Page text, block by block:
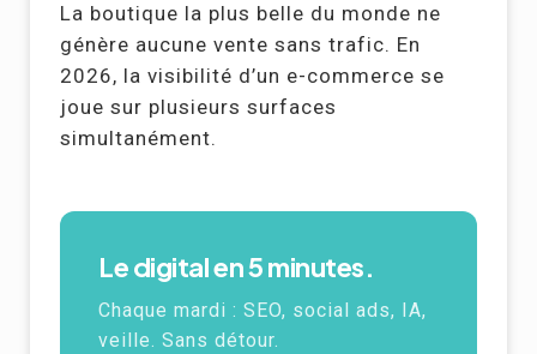
La boutique la plus belle du monde ne
génère aucune vente sans trafic. En
2026, la visibilité d’un e-commerce se
joue sur plusieurs surfaces
simultanément.
Le digital en 5 minutes.
Chaque mardi : SEO, social ads, IA,
veille. Sans détour.